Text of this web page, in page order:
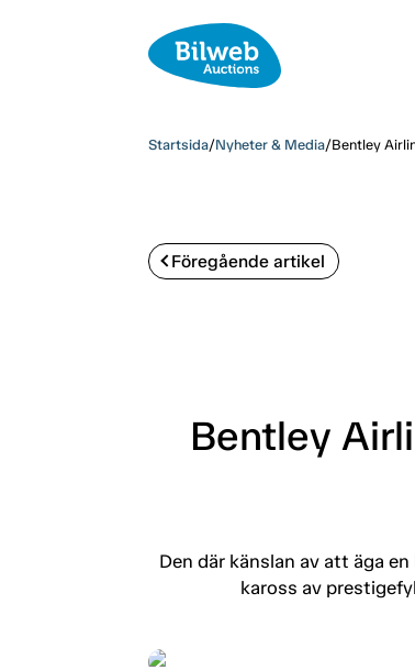
Startsida/Nyheter & Media/Bentley
Föregående artikel
Bentley
Den där känslan av att äga
kaross av